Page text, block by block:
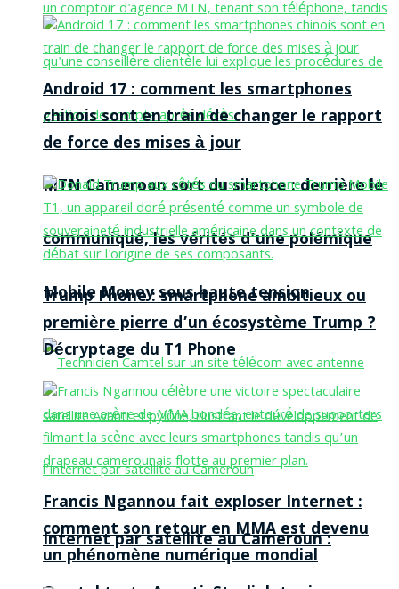
MTN Cameroon sort du silence : derrière le
communiqué, les vérités d’une polémique
Mobile Money sous haute tension
Internet par satellite au Cameroun :
Android 17 : comment les smartphones
chinois sont en train de changer le rapport
de force des mises à jour
Trump Phone : smartphone ambitieux ou
première pierre d’un écosystème Trump ?
Décryptage du T1 Phone
Francis Ngannou fait exploser Internet :
comment son retour en MMA est devenu
un phénomène numérique mondial